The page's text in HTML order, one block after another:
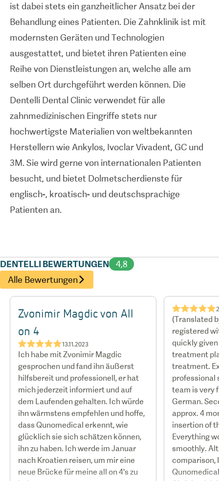
ist dabei stets ein ganzheitlicher Ansatz bei der
Behandlung eines Patienten. Die Zahnklinik ist mit
modernsten Geräten und Technologien
ausgestattet, und bietet ihren Patienten eine
Reihe von Dienstleistungen an, welche alle am
selben Ort durchgeführt werden können. Die
Dentelli Dental Clinic verwendet für alle
zahnmedizinischen Eingriffe stets nur
hochwertigste Materialien von weltbekannten
Herstellern wie Ankylos, Ivoclar Vivadent, GC und
3M. Sie wird gerne von internationalen Patienten
besucht, und bietet Dolmetscherdienste für
englisch-, kroatisch- und deutschsprachige
Patienten an.
DENTELLI BEWERTUNGEN
4,8
Alle Bewertungen
Zvonimir Magdic von All
on 4
★★★★★13.11.2023
Ich habe mit Zvonimir Magdic
gesprochen und fand ihn äußerst
hilfsbereit und professionell, er hat
mich jederzeit informiert und auf
dem Laufenden gehalten. Ich würde
ihn wärmstens empfehlen und hoffe,
dass Qunomedical erkennt, wie
glücklich sie sich schätzen können,
ihn zu haben. Ich werde im Januar
nach Kroatien reisen, um mir eine
neue Brücke für meine all on 4's zu
★★★★★
(Translated
registered
quickly
treatment
treatment.
professional
team is very
German.
approx. 4
insertion of
Everything
smoothly.
comparison,